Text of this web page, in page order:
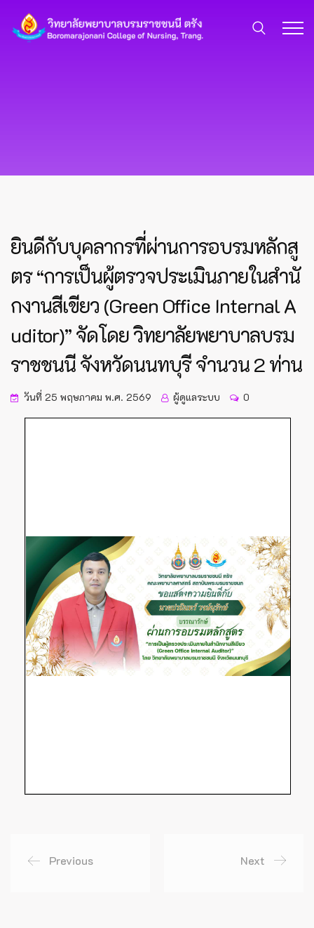
ยินดีกับบุคลากรที่ผ่านการอบรมหลักสู
ตร “การเป็นผู้ตรวจประเมินภายในสำนั
กงานสีเขียว (Green Office Internal A
uditor)” จัดโดย วิทยาลัยพยาบาลบรม
ราชชนนี จังหวัดนนทบุรี จำนวน 2 ท่าน
วันที่ 25 พฤษภาคม พ.ศ. 2569 ผู้ดูแลระบบ 0
Previous Next